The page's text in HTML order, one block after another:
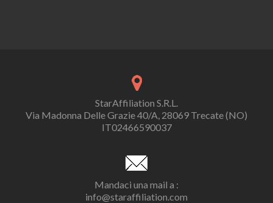
StarAffiliation S.R.L.
Via Madonna Delle Grazie 40/A, 28069 Trecate (NO)
IT02466590037
Mandaci una mail a :
info@staraffiliation.com